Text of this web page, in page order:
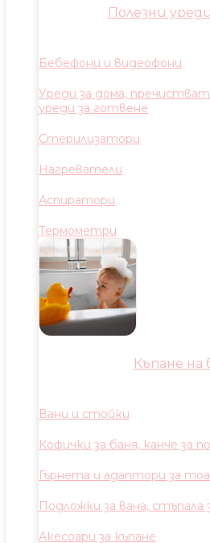
Полезни
Бебефони и видеофони
Уреди за дома,
уреди за готвене
Стерилизатори
Нагреватели
Аспиратори
Термометри
Къпане на
Вани и стойки
Кофички за баня, канче за
Гърнета и адаптори за
Подложки за вана, стъпала
Акесоари за къпане